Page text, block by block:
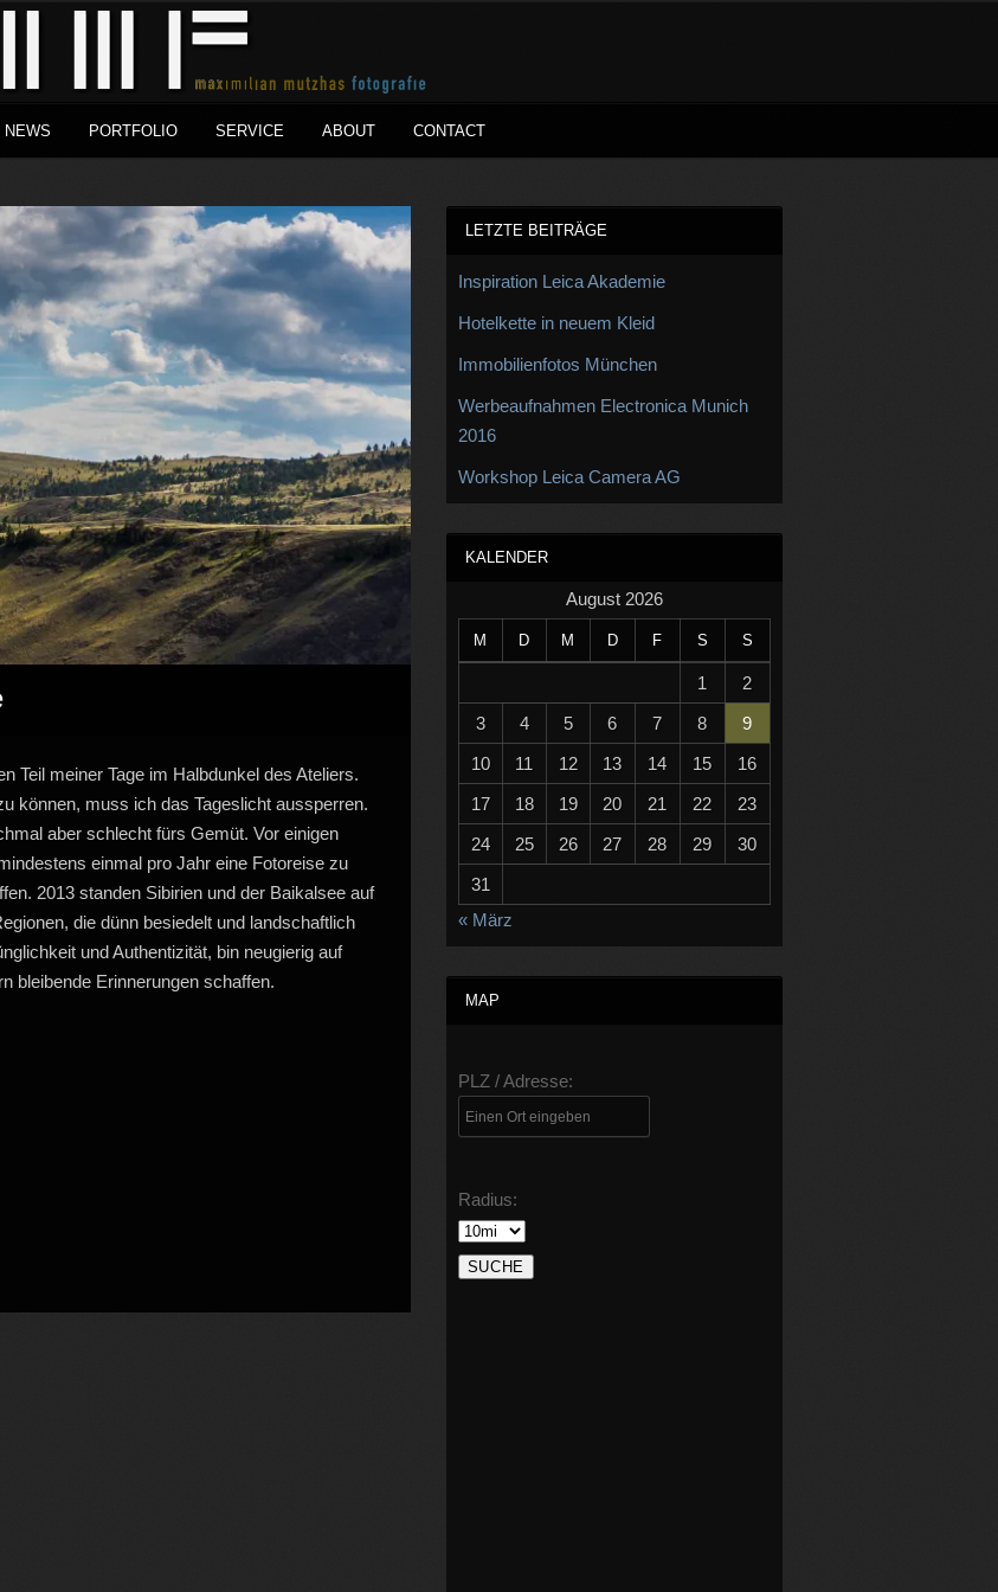
NEWS PORTFOLIO SERVICE ABOUT CONTACT
Teil meiner Tage im Halbdunkel des Ateliers.
können, muss ich das Tageslicht aussperren.
aber schlecht fürs Gemüt. Vor einigen
einmal pro Jahr eine Fotoreise zu
2013 standen Sibirien und der Baikalsee auf
die dünn besiedelt und landschaftlich
und Authentizität, bin neugierig auf
bleibende Erinnerungen schaffen.
LETZTE BEITRÄGE
Inspiration Leica Akademie
Hotelkette in neuem Kleid
Immobilienfotos München
Werbeaufnahmen Electronica Munich
2016
Workshop Leica Camera AG
KALENDER
August 2026
M D M D F S S
1
2
3
4 5 6 7 8
9
10
11 12 13 14 15
16
17
18 19 20 21 22
23
24
25 26 27 28 29
30
31
« März
MAP
PLZ / Adresse:
Radius: